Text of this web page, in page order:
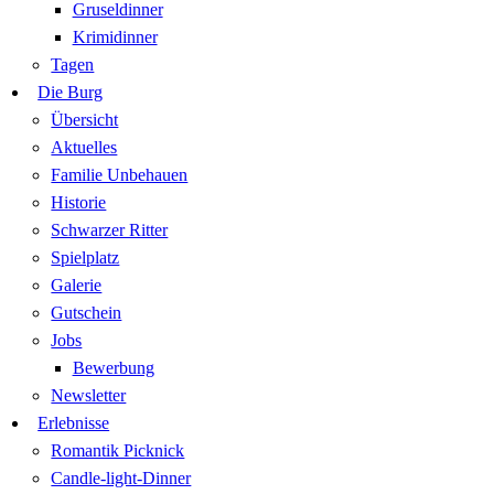
Gruseldinner
Krimidinner
Tagen
Die Burg
Übersicht
Aktuelles
Familie Unbehauen
Historie
Schwarzer Ritter
Spielplatz
Galerie
Gutschein
Jobs
Bewerbung
Newsletter
Erlebnisse
Romantik Picknick
Candle-light-Dinner